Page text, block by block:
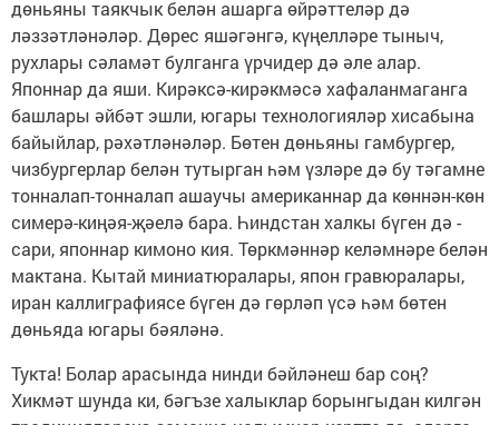
дөньяны таякчык белән ашарга өйрәттеләр дә
ләззәтләнәләр. Дөрес яшәгәнгә, күңелләре тыныч,
рухлары сәламәт булганга үрчидер дә әле алар.
Японнар да яши. Кирәксә-кирәкмәсә хафаланмаганга
башлары әйбәт эшли, югары технологияләр хисабына
байыйлар, рәхәтләнәләр. Бөтен дөньяны гамбургер,
чизбургерлар белән тутырган һәм үзләре дә бу тәгамне
тонналап-тонналап ашаучы американнар да көннән-көн
симерә-киңәя-җәелә бара. Һиндстан халкы бүген дә -
сари, японнар кимоно кия. Төркмәннәр келәмнәре белән
мактана. Кытай миниатюралары, япон гравюралары,
иран каллиграфиясе бүген дә гөрләп үсә һәм бөтен
дөньяда югары бәяләнә.
Тукта! Болар арасында нинди бәйләнеш бар соң?
Хикмәт шунда ки, бәгъзе халыклар борынгыдан килгән